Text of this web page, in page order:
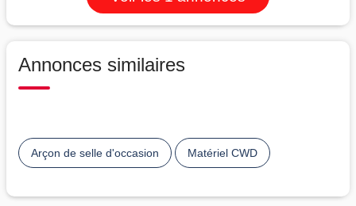
Annonces similaires
Arçon de selle d'occasion Matériel CWD